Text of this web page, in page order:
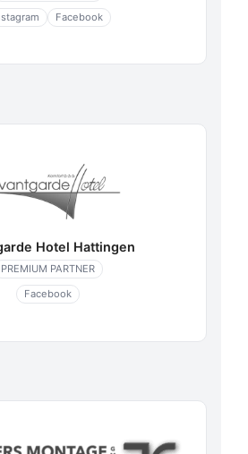
Facebook
Hotel Hattingen
PREMIUM PARTNER
Facebook